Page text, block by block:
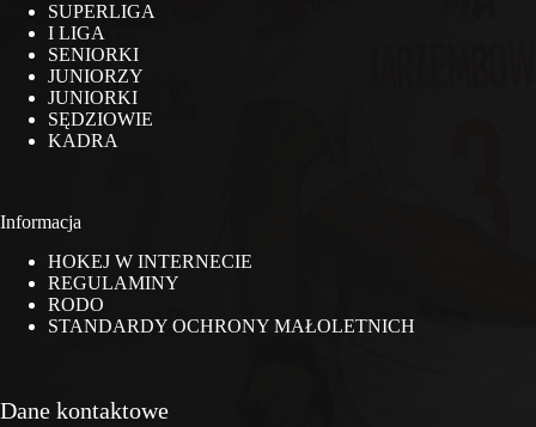
SUPERLIGA
I LIGA
SENIORKI
JUNIORZY
JUNIORKI
SĘDZIOWIE
KADRA
Informacja
HOKEJ W INTERNECIE
REGULAMINY
RODO
STANDARDY OCHRONY MAŁOLETNICH
Dane kontaktowe